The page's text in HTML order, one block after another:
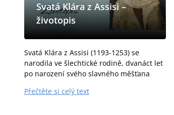
Svatá Klára z Assisi –
životopis
Svatá Klára z Assisi (1193-1253) se
narodila ve šlechtické rodině, dvanáct let
po narození svého slavného měšťana
zásadní vliv. V osmnácti letech Klára
Přečtěte si celý text